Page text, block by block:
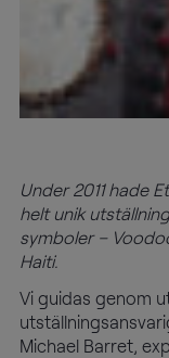
Under 2011 hade
helt unik
symboler –
Haiti.
Vi guidas genom
Michael Barret,